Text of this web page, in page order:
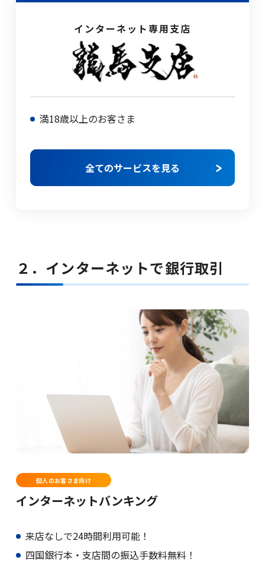
インターネット専用支店
満18歳以上のお客さま
全てのサービスを見る
２．インターネットで銀行取引
個人のお客さま向け
インターネットバンキング
来店なしで24時間利用可能！
四国銀行本・支店間の振込手数料無料！